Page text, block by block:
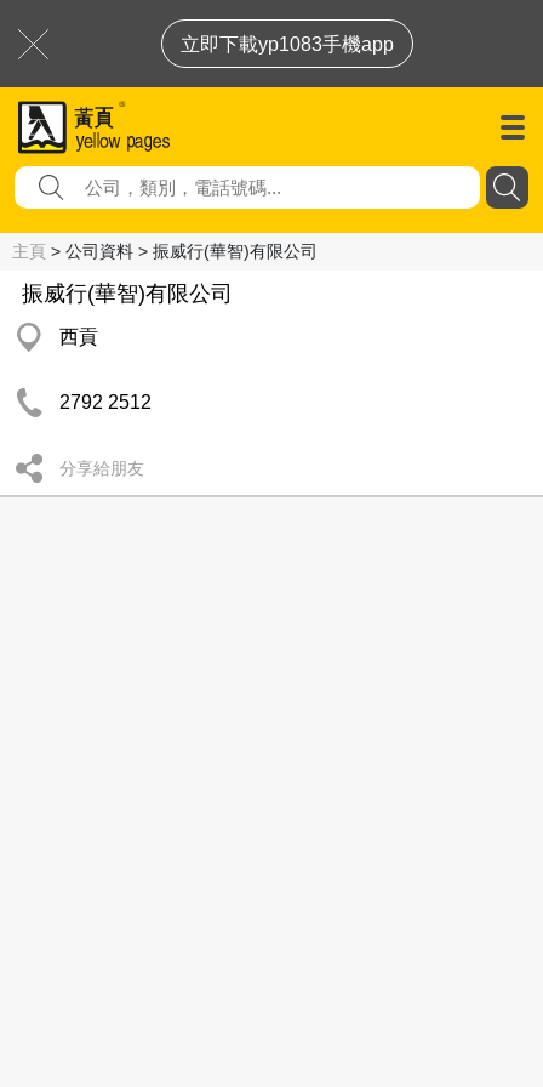
立即下載yp1083手機app
主頁 > 公司資料 > 振威行(華智)有限公司
振威行(華智)有限公司
西貢
2792 2512
分享給朋友